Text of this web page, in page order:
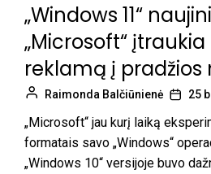
„Windows 11“
„Microsoft“
reklamą į pradžios
Raimonda Balčiūnienė 25
„Microsoft“ jau kurį laiką
formatais savo „Windows“
„Windows 10“ versijoje buvo